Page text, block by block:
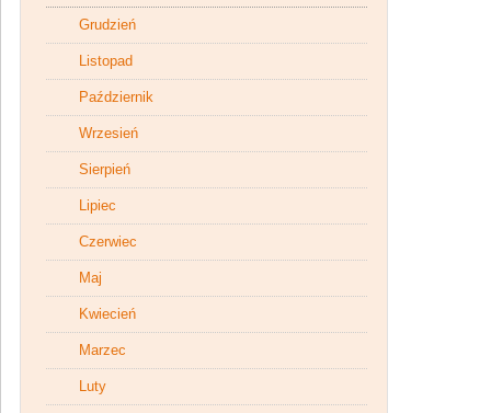
Grudzień
Listopad
Październik
Wrzesień
Sierpień
Lipiec
Czerwiec
Maj
Kwiecień
Marzec
Luty